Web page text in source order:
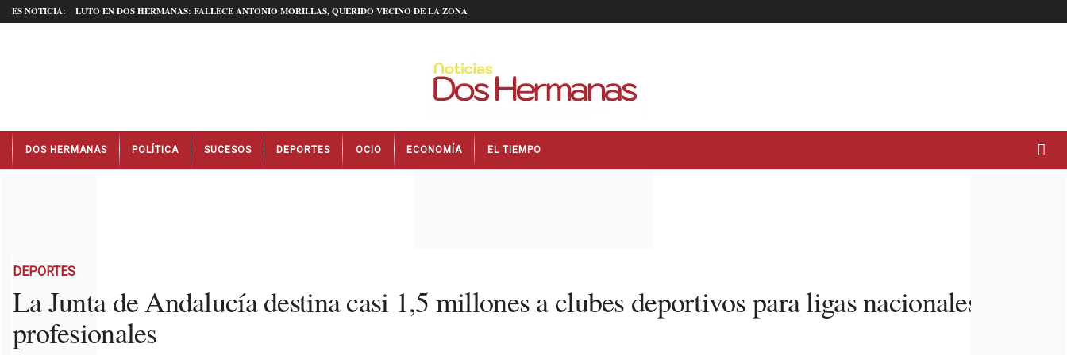
ES NOTICIA: LUTO EN DOS HERMANAS: FALLECE ANTONIO MORILLAS, QUERIDO VECINO DE LA ZONA
t
DOS HERMANAS POLÍTICA SUCESOS DEPORTES OCIO ECONOMÍA EL TIEMPO
DEPORTES
La Junta de Andalucía destina casi 1,5 millones a clubes deportivos para ligas nacionales no
profesionales